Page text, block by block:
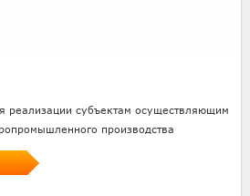
реализации субъектам осуществляющим
производства